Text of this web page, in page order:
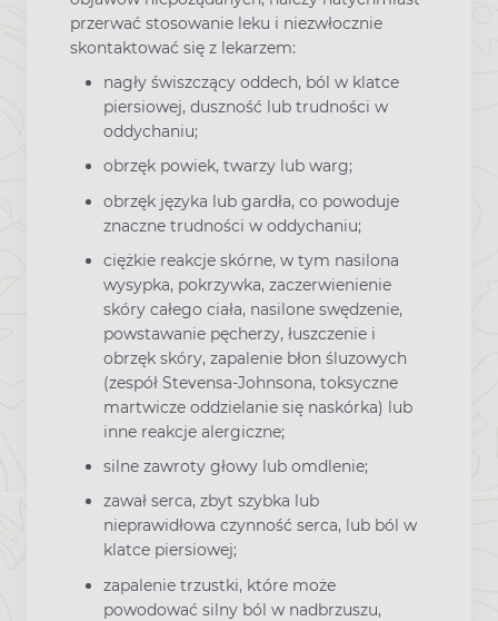
przerwać stosowanie leku i niezwłocznie
skontaktować się z lekarzem:
nagły świszczący oddech, ból w klatce
piersiowej, duszność lub trudności w
oddychaniu;
obrzęk powiek, twarzy lub warg;
obrzęk języka lub gardła, co powoduje
znaczne trudności w oddychaniu;
ciężkie reakcje skórne, w tym nasilona
wysypka, pokrzywka, zaczerwienienie
skóry całego ciała, nasilone swędzenie,
powstawanie pęcherzy, łuszczenie i
obrzęk skóry, zapalenie błon śluzowych
(zespół Stevensa-Johnsona, toksyczne
martwicze oddzielanie się naskórka) lub
inne reakcje alergiczne;
silne zawroty głowy lub omdlenie;
zawał serca, zbyt szybka lub
nieprawidłowa czynność serca, lub ból w
klatce piersiowej;
zapalenie trzustki, które może
powodować silny ból w nadbrzuszu,